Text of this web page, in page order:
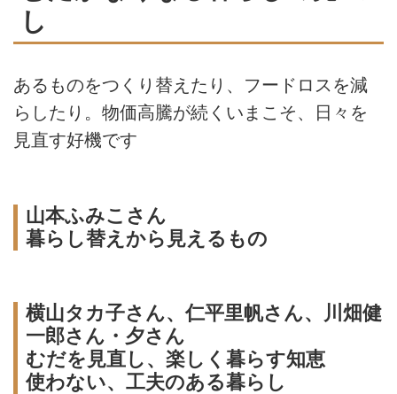
し
あるものをつくり替えたり、フードロスを減
らしたり。物価高騰が続くいまこそ、日々を
見直す好機です
山本ふみこさん
暮らし替えから見えるもの
横山タカ子さん、仁平里帆さん、川畑健
一郎さん・夕さん
むだを見直し、楽しく暮らす知恵
使わない、工夫のある暮らし